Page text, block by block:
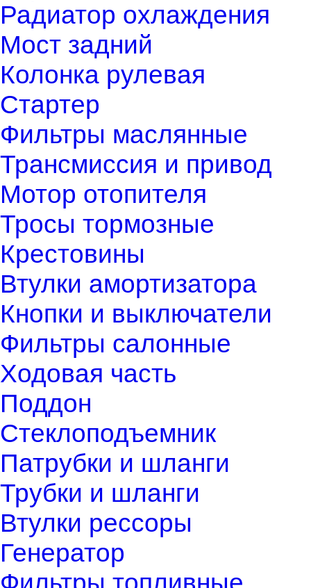
Радиатор охлаждения
Мост задний
Колонка рулевая
Стартер
Фильтры маслянные
Трансмиссия и привод
Мотор отопителя
Тросы тормозные
Крестовины
Втулки амортизатора
Кнопки и выключатели
Фильтры салонные
Ходовая часть
Поддон
Стеклоподъемник
Патрубки и шланги
Трубки и шланги
Втулки рессоры
Генератор